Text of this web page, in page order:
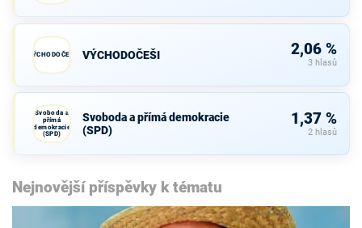
VÝCHODOČEŠI VÝCHODOČEŠI 2,06 %
3 hlasů
Svoboda a
přímá
demokracie
(SPD)
Svoboda a přímá demokracie
(SPD)
1,37 %
2 hlasů
Nejnovější příspěvky k tématu